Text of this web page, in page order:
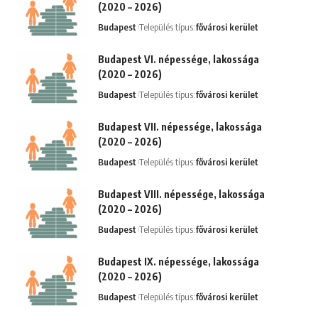
(2020 – 2026)
Budapest Település típus:fővárosi kerület
Budapest VI. népessége, lakossága
(2020 – 2026)
Budapest Település típus:fővárosi kerület
Budapest VII. népessége, lakossága
(2020 – 2026)
Budapest Település típus:fővárosi kerület
Budapest VIII. népessége, lakossága
(2020 – 2026)
Budapest Település típus:fővárosi kerület
Budapest IX. népessége, lakossága
(2020 – 2026)
Budapest Település típus:fővárosi kerület